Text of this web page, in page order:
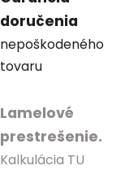
doručenia
nepoškodeného
tovaru
Lamelové
prestrešenie.
Kalkulácia TU